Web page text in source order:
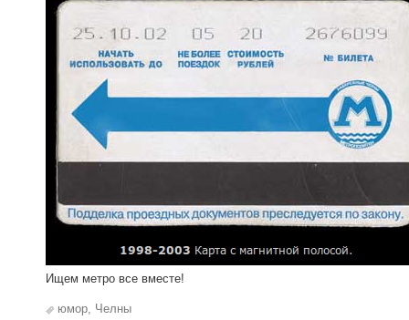
Ищем метро все вместе!
юмор, Челны